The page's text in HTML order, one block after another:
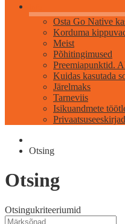
Osta Go Native
Korduma
Meist
Põhitingimused
Preemiapunktid.
Kuidas kasutada
Järelmaks
Tarneviis
Isikuandmete
Privaatsuseeskirjad
Otsing
Otsing
Otsingukriteeriumid